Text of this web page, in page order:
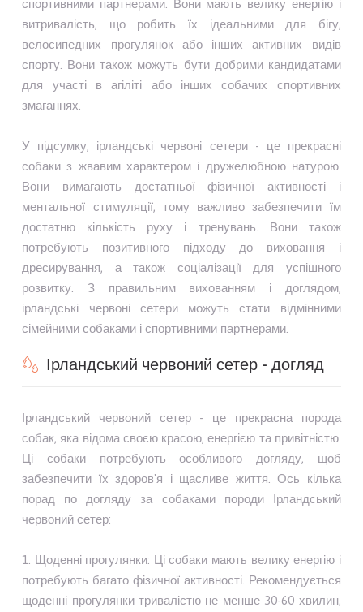
спортивними партнерами. Вони мають велику енергію і
витривалість, що робить їх ідеальними для бігу,
велосипедних прогулянок або інших активних видів
спорту. Вони також можуть бути добрими кандидатами
для участі в агіліті або інших собачих спортивних
змаганнях.
У підсумку, ірландські червоні сетери - це прекрасні
собаки з жвавим характером і дружелюбною натурою.
Вони вимагають достатньої фізичної активності і
ментальної стимуляції, тому важливо забезпечити їм
достатню кількість руху і тренувань. Вони також
потребують позитивного підходу до виховання і
дресирування, а також соціалізації для успішного
розвитку. З правильним вихованням і доглядом,
ірландські червоні сетери можуть стати відмінними
сімейними собаками і спортивними партнерами.
Ірландський червоний сетер - догляд
Ірландський червоний сетер - це прекрасна порода
собак, яка відома своєю красою, енергією та привітністю.
Ці собаки потребують особливого догляду, щоб
забезпечити їх здоров'я і щасливе життя. Ось кілька
порад по догляду за собаками породи Ірландський
червоний сетер:
1. Щоденні прогулянки: Ці собаки мають велику енергію і
потребують багато фізичної активності. Рекомендується
щоденні прогулянки тривалістю не менше 30-60 хвилин,